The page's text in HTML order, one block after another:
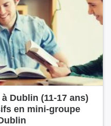
Dublin (11-17 ans)
en mini-groupe